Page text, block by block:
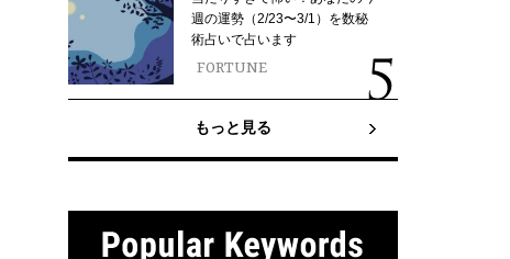
週の運勢（2/23〜3/1）を数秘
術占いで占います
FORTUNE
もっと見る